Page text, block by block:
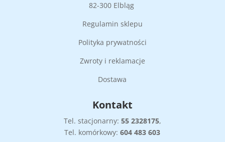
82-300 Elbląg
Regulamin sklepu
Polityka prywatności
Zwroty i reklamacje
Dostawa
Kontakt
Tel. stacjonarny: 55 2328175,
Tel. komórkowy:604 483 603